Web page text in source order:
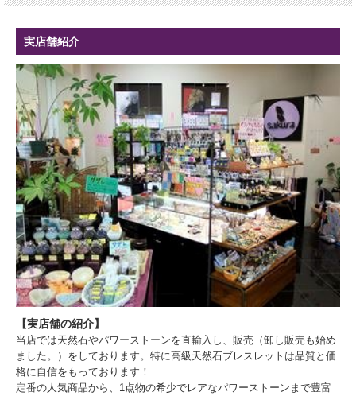
実店舗紹介
【実店舗の紹介】
当店では天然石やパワーストーンを直輸入し、販売（卸し販売も始め
ました。）をしております。特に高級天然石ブレスレットは品質と価
格に自信をもっております！
定番の人気商品から、1点物の希少でレアなパワーストーンまで豊富